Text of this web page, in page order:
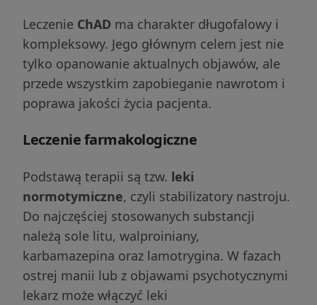
Leczenie ChAD ma charakter długofalowy i
kompleksowy. Jego głównym celem jest nie
tylko opanowanie aktualnych objawów, ale
przede wszystkim zapobieganie nawrotom i
poprawa jakości życia pacjenta.
Leczenie farmakologiczne
Podstawą terapii są tzw. leki
normotymiczne, czyli stabilizatory nastroju.
Do najczęściej stosowanych substancji
należą sole litu, walproiniany,
karbamazepina oraz lamotrygina. W fazach
ostrej manii lub z objawami psychotycznymi
lekarz może włączyć leki